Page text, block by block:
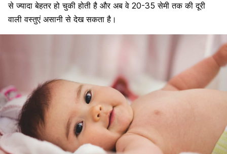
से ज्यादा बेहतर हो चुकी होती है और अब वे 20-35 सेमी तक की दूरी
वाली वस्तुएं असानी से देख सकता है।